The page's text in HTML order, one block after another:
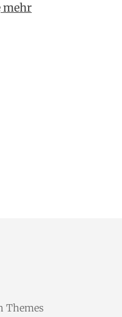
mehr
Themes